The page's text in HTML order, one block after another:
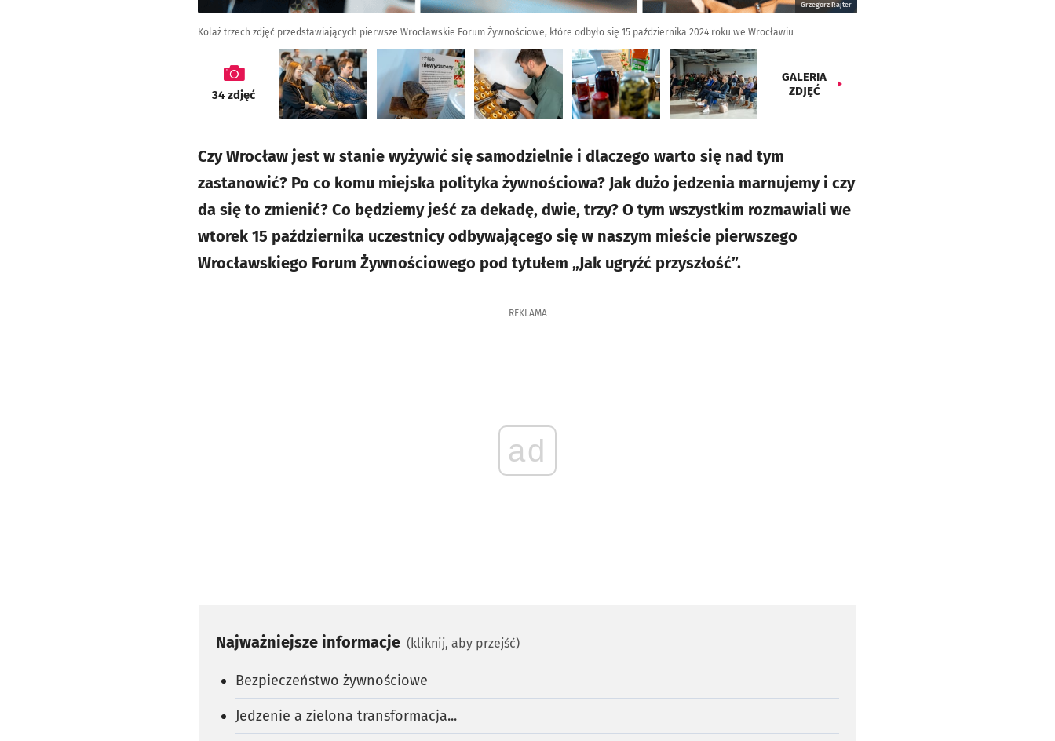
Grzegorz Rajter
Kolaż trzech zdjęć przedstawiających pierwsze Wrocławskie Forum Żywnościowe, które odbyło się 15 października 2024 roku we Wrocławiu
galeria
34zdjęć
GALERIA
ZDJĘĆ
Czy Wrocław jest w stanie wyżywić się samodzielnie i dlaczego warto się nad tym
zastanowić? Po co komu miejska polityka żywnościowa? Jak dużo jedzenia marnujemy i czy
da się to zmienić? Co będziemy jeść za dekadę, dwie, trzy? O tym wszystkim rozmawiali we
wtorek 15 października uczestnicy odbywającego się w naszym mieście pierwszego
Wrocławskiego Forum Żywnościowego pod tytułem „Jak ugryźć przyszłość”.
REKLAMA
ad
Najważniejsze informacje (kliknij, aby przejść)
Bezpieczeństwo żywnościowe
Jedzenie a zielona transformacja...